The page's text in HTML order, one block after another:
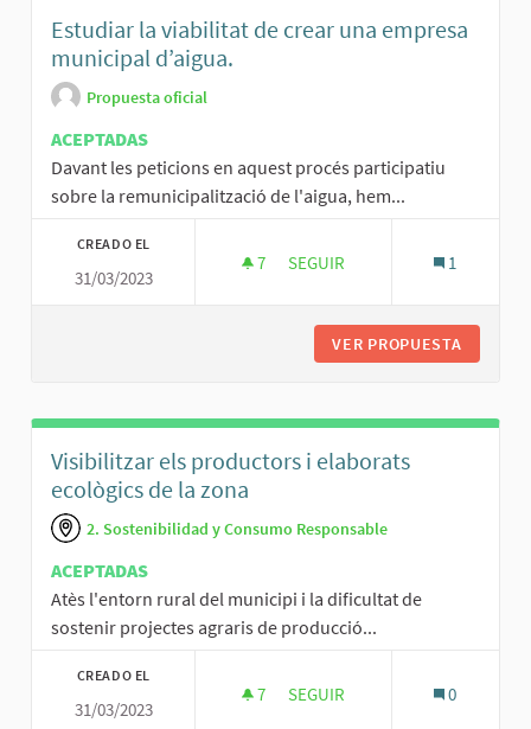
Estudiar la viabilitat de crear una empresa
municipal d’aigua.
Propuesta oficial
ACEPTADAS
Davant les peticions en aquest procés participatiu
sobre la remunicipalització de l'aigua, hem...
CREADO EL
31/03/2023
7 7 SEGUIDORAS
SEGUIR 1
VER PROPUESTA
Visibilitzar els productors i elaborats
ecològics de la zona
2. Sostenibilidad y Consumo Responsable
ACEPTADAS
Atès l'entorn rural del municipi i la dificultat de
sostenir projectes agraris de producció...
CREADO EL
31/03/2023
7 7 SEGUIDORAS
SEGUIR 0